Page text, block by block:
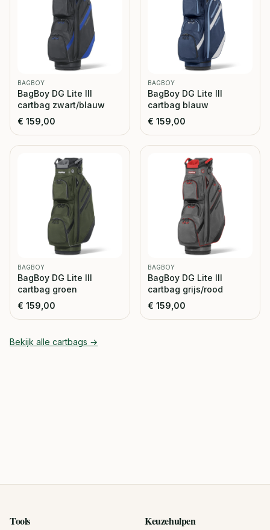
BAGBOY
BagBoy DG Lite III
cartbag zwart/blauw
€ 159,00
BAGBOY
BagBoy DG Lite III
cartbag blauw
€ 159,00
BAGBOY
BagBoy DG Lite III
cartbag groen
€ 159,00
BAGBOY
BagBoy DG Lite III
cartbag grijs/rood
€ 159,00
Bekijk alle cartbags →
Tools Keuzehulpen